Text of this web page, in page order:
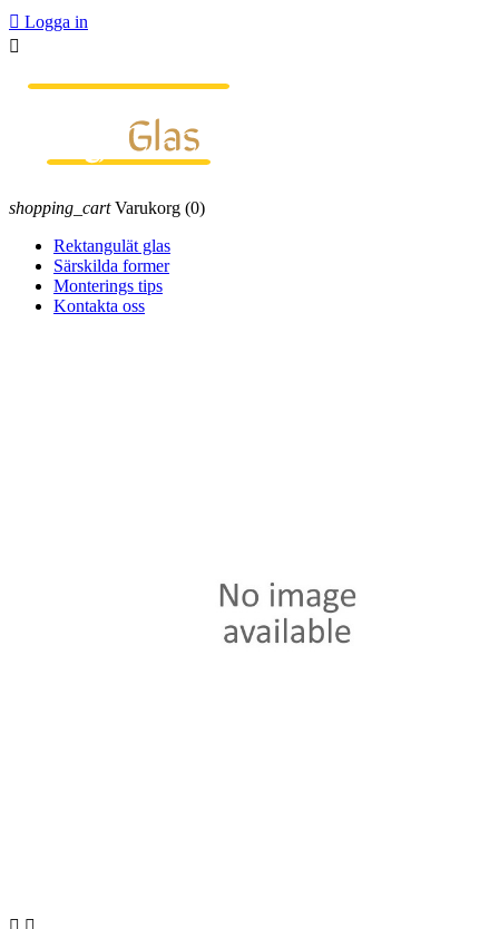
 Logga in

shopping_cart Varukorg (0)
Rektangulät glas
Särskilda former
Monterings tips
Kontakta oss